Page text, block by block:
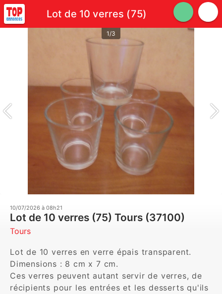
Lot de 10 verres (75)
1/3
10/07/2026 à 08h21
Lot de 10 verres (75) Tours (37100)
Tours
Lot de 10 verres en verre épais transparent.
Dimensions : 8 cm x 7 cm.
Ces verres peuvent autant servir de verres, de
récipients pour les entrées et les desserts qu'ils